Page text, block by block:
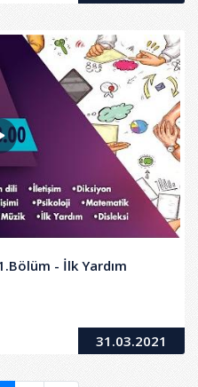
- İlk Yardım
31.03.2021